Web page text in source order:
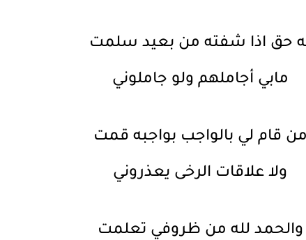
حق اذا شفته من بعيد سلمت
مابي أجاملهم ولو جاملوني
قام لي بالواجب بواجبه قمت
ولا علاقات الرخى يعذروني
والحمد لله من ظروفي تعلمت